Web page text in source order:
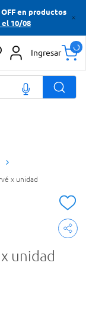
OFF en productos
el 10/08
Ingresar
x unidad
unidad